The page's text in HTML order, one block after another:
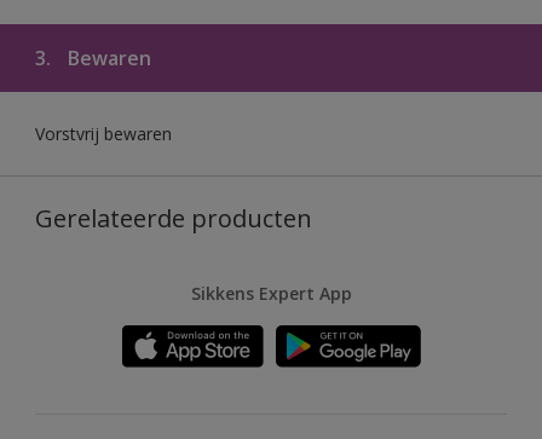
3. Bewaren
Vorstvrij bewaren
Gerelateerde producten
Sikkens Expert App